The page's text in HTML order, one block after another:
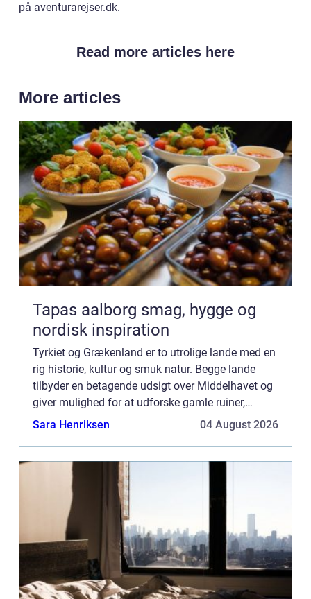
på aventurarejser.dk.
Read more articles here
More articles
Tapas aalborg smag, hygge og
nordisk inspiration
Tyrkiet og Grækenland er to utrolige lande med en
rig historie, kultur og smuk natur. Begge lande
tilbyder en betagende udsigt over Middelhavet og
giver mulighed for at udforske gamle ruiner,
monumenter og arkæologiske steder. Fra den
Sara Henriksen 04 August 2026